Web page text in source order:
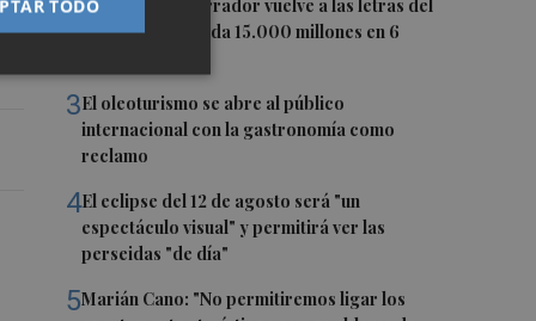
2El pequeño ahorrador vuelve a las letras del
Tesoro y demanda 15.000 millones en 6
3El oleoturismo se abre al público
internacional con la gastronomía como
reclamo
4El eclipse del 12 de agosto será "un
espectáculo visual" y permitirá ver las
perseidas "de día"
5Marián Cano: "No permitiremos ligar los
TODO